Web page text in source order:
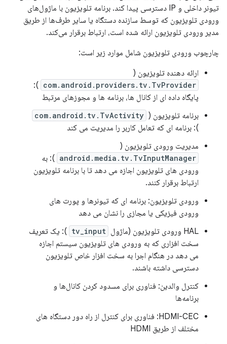
تیونر داخلی و IP دسترسی پیدا کند. برنامه تلویزیون با ماژول‌های
ورودی تلویزیون که توسط سازنده دستگاه یا سایر طرف‌ها از طریق
مدیر ورودی تلویزیون ارائه شده است، ارتباط برقرار می‌کند.
چارچوب ورودی تلویزیون شامل موارد زیر است:
ارائه دهنده تلویزیون (
com.android.providers.tv.TvProvider
):
پایگاه داده ای از کانال ها، برنامه ها و مجوزهای مرتبط
برنامه تلویزیون ( com.android.tv.TvActivity
): برنامه ای که تعامل کاربر را مدیریت می کند
مدیریت ورودی تلویزیون (
android.media.tv.TvInputManager ): به
ورودی های تلویزیون اجازه می دهد تا با برنامه تلویزیون
ارتباط برقرار کنند.
ورودی تلویزیون: برنامه ای که تیونرها و پورت های
ورودی فیزیکی یا مجازی را نشان می دهد
HAL ورودی تلویزیون (ماژول
tv_input ): یک تعریف
سخت افزاری که به ورودی های تلویزیون سیستم اجازه
می دهد در هنگام اجرا به سخت افزار خاص تلویزیون
دسترسی داشته باشند.
کنترل والدین: فناوری برای مسدود کردن کانال‌ها و
برنامه‌ها
HDMI-CEC: فناوری برای کنترل از راه دور دستگاه های
مختلف از طریق HDMI